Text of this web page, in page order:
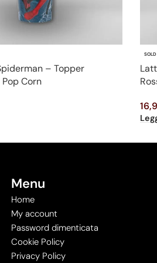
– Topper
Corn
Menu
Home
My account
Password dimenticata
Cookie Policy
Privacy Policy